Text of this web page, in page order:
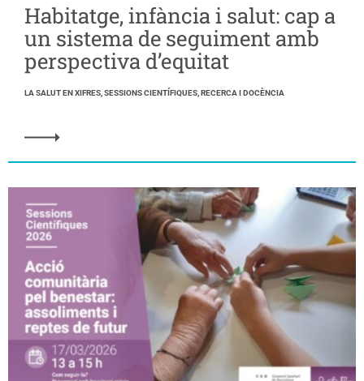
Habitatge, infància i salut: cap a
un sistema de seguiment amb
perspectiva d’equitat
LA SALUT EN XIFRES, SESSIONS CIENTÍFIQUES, RECERCA I DOCÈNCIA